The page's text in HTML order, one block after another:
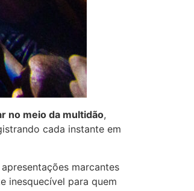
no meio da multidão,
cada instante em
marcantes
inesquecível para quem